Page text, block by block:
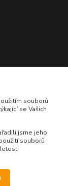
souborů
se Vašich
jsme jeho
souborů